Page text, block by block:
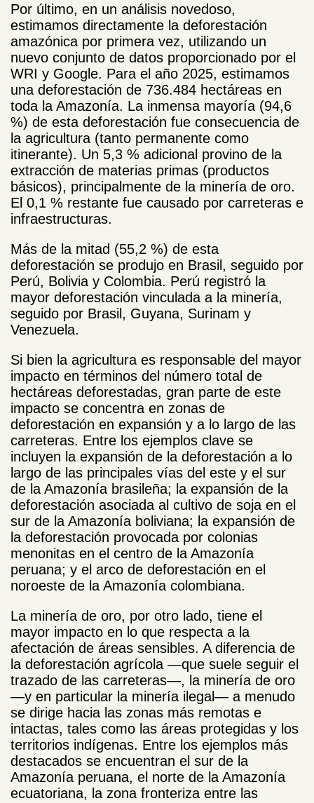
Por último, en un análisis novedoso,
estimamos directamente la deforestación
amazónica por primera vez, utilizando un
nuevo conjunto de datos proporcionado por el
WRI y Google. Para el año 2025, estimamos
una deforestación de 736.484 hectáreas en
toda la Amazonía. La inmensa mayoría (94,6
%) de esta deforestación fue consecuencia de
la agricultura (tanto permanente como
itinerante). Un 5,3 % adicional provino de la
extracción de materias primas (productos
básicos), principalmente de la minería de oro.
El 0,1 % restante fue causado por carreteras e
infraestructuras.
Más de la mitad (55,2 %) de esta
deforestación se produjo en Brasil, seguido por
Perú, Bolivia y Colombia. Perú registró la
mayor deforestación vinculada a la minería,
seguido por Brasil, Guyana, Surinam y
Venezuela.
Si bien la agricultura es responsable del mayor
impacto en términos del número total de
hectáreas deforestadas, gran parte de este
impacto se concentra en zonas de
deforestación en expansión y a lo largo de las
carreteras. Entre los ejemplos clave se
incluyen la expansión de la deforestación a lo
largo de las principales vías del este y el sur
de la Amazonía brasileña; la expansión de la
deforestación asociada al cultivo de soja en el
sur de la Amazonía boliviana; la expansión de
la deforestación provocada por colonias
menonitas en el centro de la Amazonía
peruana; y el arco de deforestación en el
noroeste de la Amazonía colombiana.
La minería de oro, por otro lado, tiene el
mayor impacto en lo que respecta a la
afectación de áreas sensibles. A diferencia de
la deforestación agrícola —que suele seguir el
trazado de las carreteras—, la minería de oro
—y en particular la minería ilegal— a menudo
se dirige hacia las zonas más remotas e
intactas, tales como las áreas protegidas y los
territorios indígenas. Entre los ejemplos más
destacados se encuentran el sur de la
Amazonía peruana, el norte de la Amazonía
ecuatoriana, la zona fronteriza entre las